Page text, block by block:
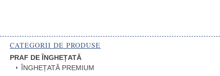
CATEGORII DE PRODUSE
PRAF DE ÎNGHEȚATĂ
ÎNGHEȚATĂ PREMIUM